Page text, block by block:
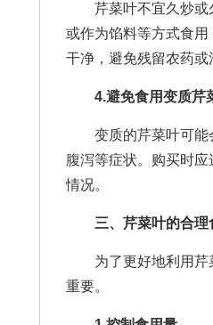
芹菜叶不宜久炒或久
或作为馅料等方式食
干净，避免残留农药或
4.避免食用变质芹
变质的芹菜叶可能会
腹泻等症状。购买时
情况。
三、芹菜叶的合理
为了更好地利用芹菜
重要。